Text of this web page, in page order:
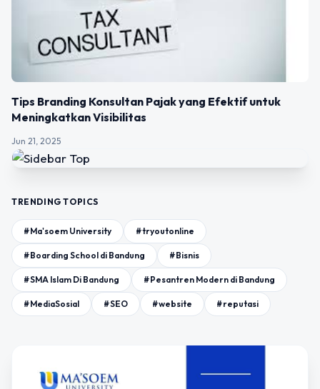
Tips Branding Konsultan Pajak yang Efektif untuk
Meningkatkan Visibilitas
Jun 21, 2025
TRENDING TOPICS
#Ma'soem University #tryoutonline
#Boarding School di Bandung #Bisnis
#SMA Islam Di Bandung #Pesantren Modern di Bandung
#MediaSosial #SEO #website #reputasi